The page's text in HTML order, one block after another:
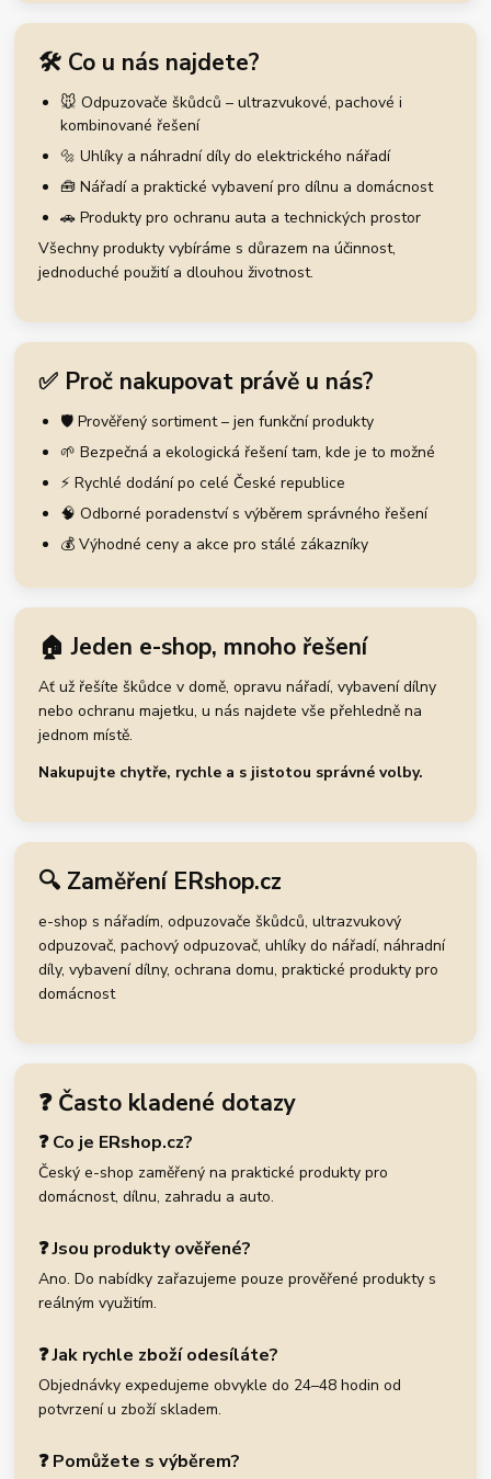
🛠️ Co u nás najdete?
🐭 Odpuzovače škůdců – ultrazvukové, pachové i
kombinované řešení
🔩 Uhlíky a náhradní díly do elektrického nářadí
🧰 Nářadí a praktické vybavení pro dílnu a domácnost
🚗 Produkty pro ochranu auta a technických prostor
Všechny produkty vybíráme s důrazem na účinnost,
jednoduché použití a dlouhou životnost.
✅ Proč nakupovat právě u nás?
🛡️ Prověřený sortiment – jen funkční produkty
🌱 Bezpečná a ekologická řešení tam, kde je to možné
⚡ Rychlé dodání po celé České republice
🧠 Odborné poradenství s výběrem správného řešení
💰 Výhodné ceny a akce pro stálé zákazníky
🏠 Jeden e-shop, mnoho řešení
Ať už řešíte škůdce v domě, opravu nářadí, vybavení dílny
nebo ochranu majetku, u nás najdete vše přehledně na
jednom místě.
Nakupujte chytře, rychle a s jistotou správné volby.
🔍 Zaměření ERshop.cz
e-shop s nářadím, odpuzovače škůdců, ultrazvukový
odpuzovač, pachový odpuzovač, uhlíky do nářadí, náhradní
díly, vybavení dílny, ochrana domu, praktické produkty pro
domácnost
❓ Často kladené dotazy
❓ Co je ERshop.cz?
Český e-shop zaměřený na praktické produkty pro
domácnost, dílnu, zahradu a auto.
❓ Jsou produkty ověřené?
Ano. Do nabídky zařazujeme pouze prověřené produkty s
reálným využitím.
❓ Jak rychle zboží odesíláte?
Objednávky expedujeme obvykle do 24–48 hodin od
potvrzení u zboží skladem.
❓ Pomůžete s výběrem?